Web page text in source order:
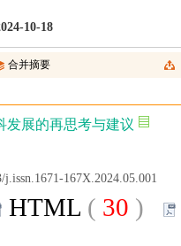
10-18
合并摘要
发展的再思考与建议
j.issn.1671-167X.2024.05.001
HTML ( 30 )